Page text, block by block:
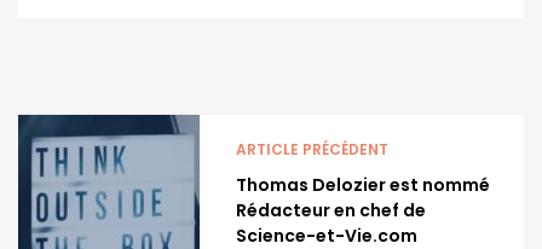
ARTICLE PRÉCÉDENT
Thomas Delozier est nommé
Rédacteur en chef de
Science-et-Vie.com